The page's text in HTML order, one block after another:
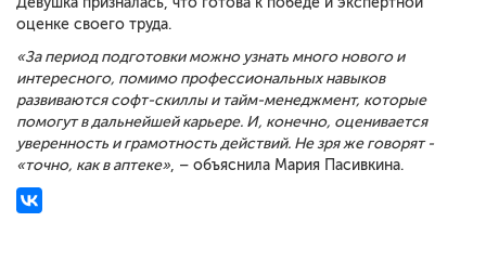
оценке своего труда.
«За период подготовки можно узнать много нового и
интересного, помимо профессиональных навыков
развиваются софт-скиллы и тайм-менеджмент, которые
помогут в дальнейшей карьере. И, конечно, оценивается
уверенность и грамотность действий. Не зря же говорят -
«точно, как в аптеке», – объяснила Мария Пасивкина.